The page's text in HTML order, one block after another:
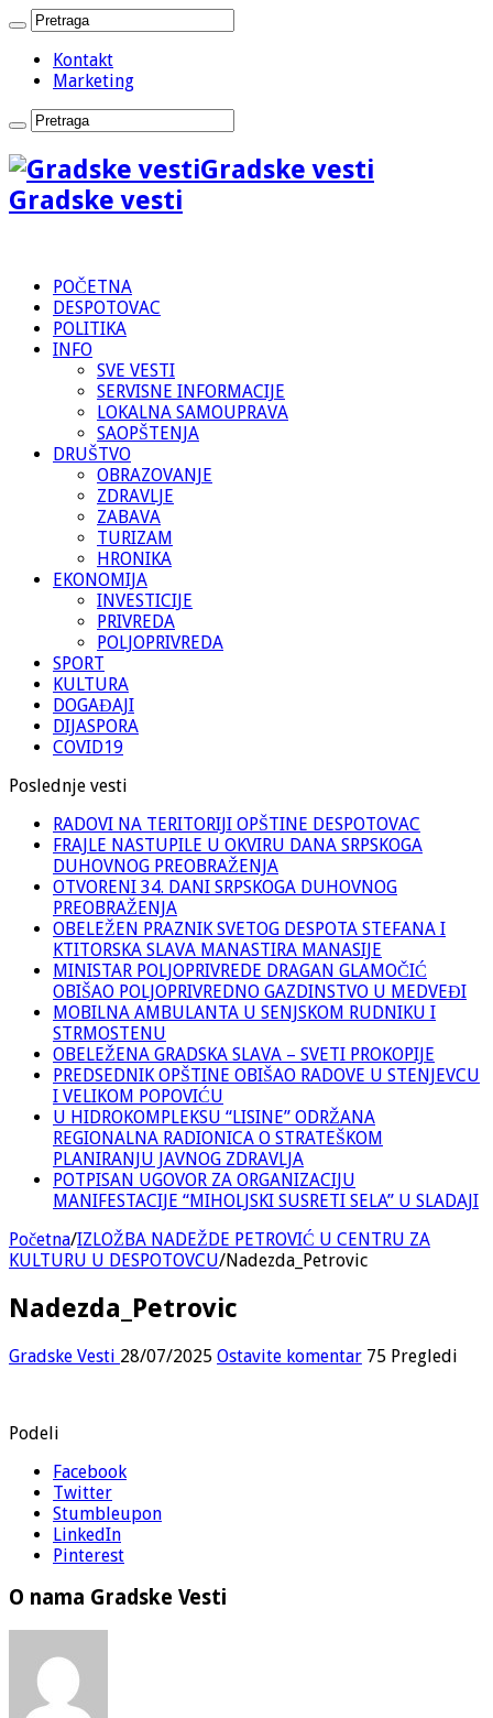
Kontakt
Marketing
Gradske vesti
Gradske vesti
POČETNA
DESPOTOVAC
POLITIKA
INFO
SVE VESTI
SERVISNE INFORMACIJE
LOKALNA SAMOUPRAVA
SAOPŠTENJA
DRUŠTVO
OBRAZOVANJE
ZDRAVLJE
ZABAVA
TURIZAM
HRONIKA
EKONOMIJA
INVESTICIJE
PRIVREDA
POLJOPRIVREDA
SPORT
KULTURA
DOGAĐAJI
DIJASPORA
COVID19
Poslednje vesti
RADOVI NA TERITORIJI OPŠTINE DESPOTOVAC
FRAJLE NASTUPILE U OKVIRU DANA SRPSKOGA
DUHOVNOG PREOBRAŽENJA
OTVORENI 34. DANI SRPSKOGA DUHOVNOG
PREOBRAŽENJA
OBELEŽEN PRAZNIK SVETOG DESPOTA STEFANA I
KTITORSKA SLAVA MANASTIRA MANASIJE
MINISTAR POLJOPRIVREDE DRAGAN GLAMOČIĆ
OBIŠAO POLJOPRIVREDNO GAZDINSTVO U MEDVEĐI
MOBILNA AMBULANTA U SENJSKOM RUDNIKU I
STRMOSTENU
OBELEŽENA GRADSKA SLAVA – SVETI PROKOPIJE
PREDSEDNIK OPŠTINE OBIŠAO RADOVE U STENJEVCU
I VELIKOM POPOVIĆU
U HIDROKOMPLEKSU “LISINE” ODRŽANA
REGIONALNA RADIONICA O STRATEŠKOM
PLANIRANJU JAVNOG ZDRAVLJA
POTPISAN UGOVOR ZA ORGANIZACIJU
MANIFESTACIJE “MIHOLJSKI SUSRETI SELA” U SLADAJI
Početna/IZLOŽBA NADEŽDE PETROVIĆ U CENTRU ZA
KULTURU U DESPOTOVCU/Nadezda_Petrovic
Nadezda_Petrovic
Gradske Vesti 28/07/2025 Ostavite komentar 75 Pregledi
Podeli
Facebook
Twitter
Stumbleupon
LinkedIn
Pinterest
O nama Gradske Vesti